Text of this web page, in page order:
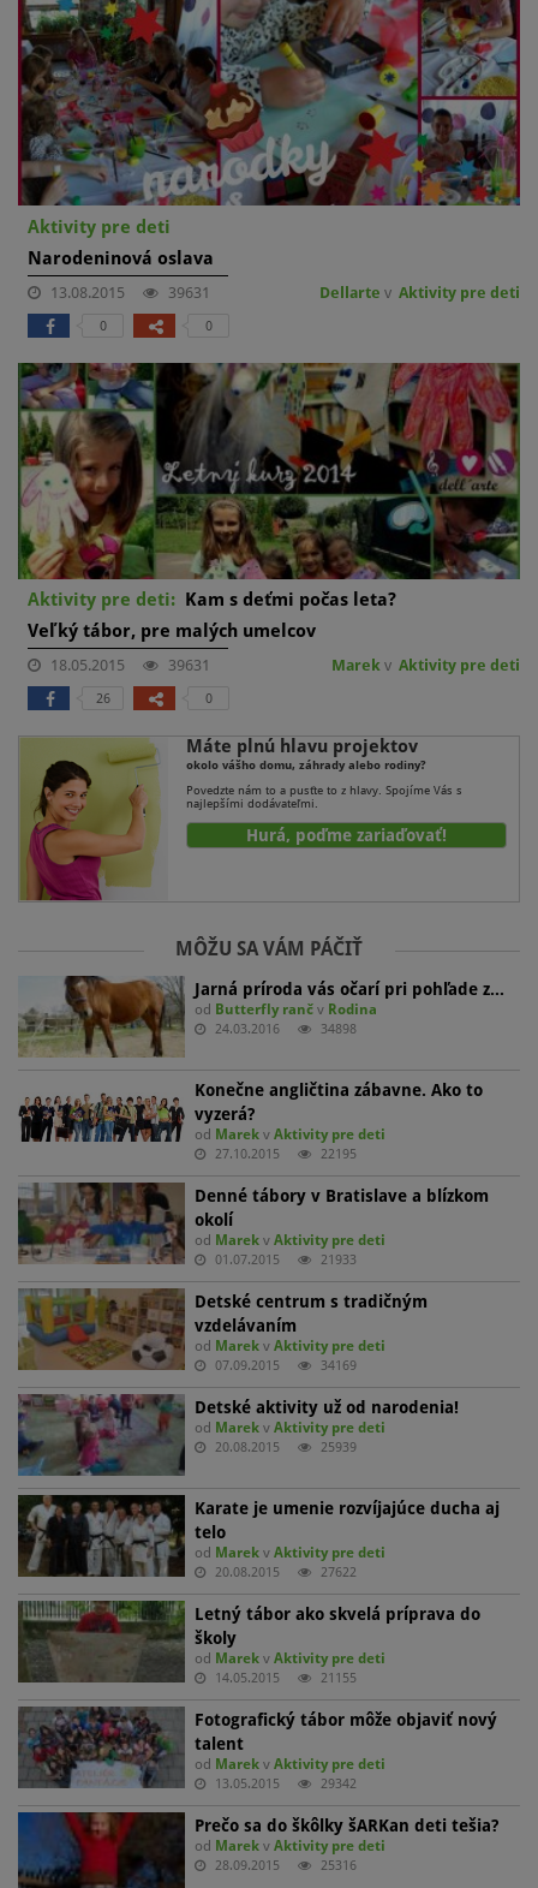
Aktivity pre deti
Narodeninová oslava
13.08.2015 39631 Dellarte v Aktivity pre deti
0 0
Aktivity pre deti: Kam s deťmi počas leta?
Veľký tábor, pre malých umelcov
18.05.2015 39631 Marek v Aktivity pre deti
26 0
Máte plnú hlavu projektov
okolo vášho domu, záhrady alebo rodiny?
Povedzte nám to a pusťte to z hlavy. Spojíme Vás s
najlepšími dodávateľmi.
Hurá, poďme zariaďovať!
MÔŽU SA VÁM PÁČIŤ
Jarná príroda vás očarí pri pohľade z…
od Butterfly ranč v Rodina
24.03.2016 34898
Konečne angličtina zábavne. Ako to
vyzerá?
od Marek vAktivity pre deti
27.10.2015 22195
Denné tábory v Bratislave a blízkom
okolí
od Marek vAktivity pre deti
01.07.2015 21933
Detské centrum s tradičným
vzdelávaním
od Marek vAktivity pre deti
07.09.2015 34169
Detské aktivity už od narodenia!
od Marek vAktivity pre deti
20.08.2015 25939
Karate je umenie rozvíjajúce ducha aj
telo
od Marek vAktivity pre deti
20.08.2015 27622
Letný tábor ako skvelá príprava do
školy
od Marek vAktivity pre deti
14.05.2015 21155
Fotografický tábor môže objaviť nový
talent
od Marek vAktivity pre deti
13.05.2015 29342
Prečo sa do škôlky šARKan deti tešia?
od Marek vAktivity pre deti
28.09.2015 25316